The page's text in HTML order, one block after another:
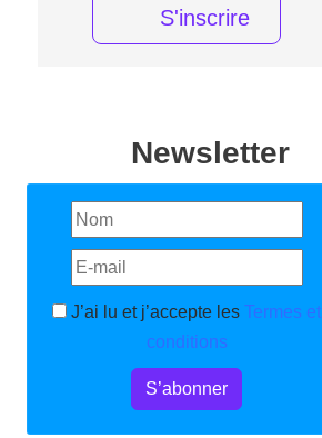
S'inscrire
Newsletter
J’ai lu et j’accepte les Termes et
conditions
S’abonner